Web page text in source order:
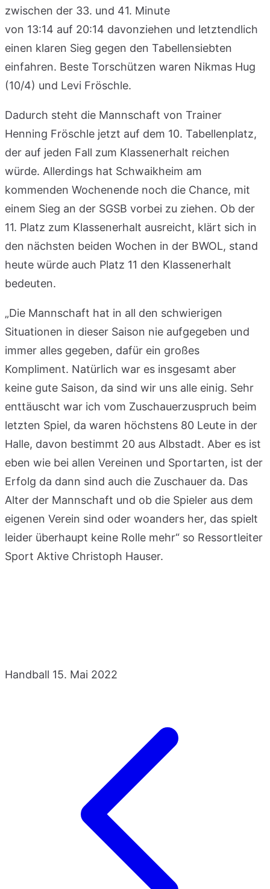
zwischen der 33. und 41. Minute
von 13:14 auf 20:14 davonziehen und letztendlich
einen klaren Sieg gegen den Tabellensiebten
einfahren. Beste Torschützen waren Nikmas Hug
(10/4) und Levi Fröschle.
Dadurch steht die Mannschaft von Trainer
Henning Fröschle jetzt auf dem 10. Tabellenplatz,
der auf jeden Fall zum Klassenerhalt reichen
würde. Allerdings hat Schwaikheim am
kommenden Wochenende noch die Chance, mit
einem Sieg an der SGSB vorbei zu ziehen. Ob der
11. Platz zum Klassenerhalt ausreicht, klärt sich in
den nächsten beiden Wochen in der BWOL, stand
heute würde auch Platz 11 den Klassenerhalt
bedeuten.
„Die Mannschaft hat in all den schwierigen
Situationen in dieser Saison nie aufgegeben und
immer alles gegeben, dafür ein großes
Kompliment. Natürlich war es insgesamt aber
keine gute Saison, da sind wir uns alle einig. Sehr
enttäuscht war ich vom Zuschauerzuspruch beim
letzten Spiel, da waren höchstens 80 Leute in der
Halle, davon bestimmt 20 aus Albstadt. Aber es ist
eben wie bei allen Vereinen und Sportarten, ist der
Erfolg da dann sind auch die Zuschauer da. Das
Alter der Mannschaft und ob die Spieler aus dem
eigenen Verein sind oder woanders her, das spielt
leider überhaupt keine Rolle mehr“ so Ressortleiter
Sport Aktive Christoph Hauser.
Handball 15. Mai 2022